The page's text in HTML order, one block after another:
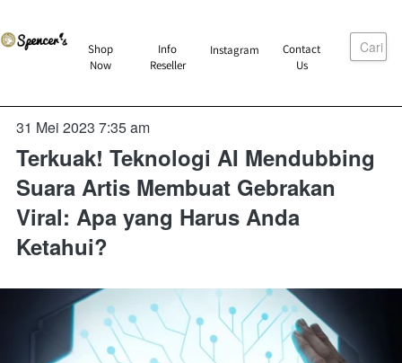
`
Shop
Now
` Info
Reseller
`Instagram `
Contact
Us
Cari
31 Mei 2023 7:35 am
Terkuak! Teknologi AI Mendubbing
Suara Artis Membuat Gebrakan
Viral: Apa yang Harus Anda
Ketahui?